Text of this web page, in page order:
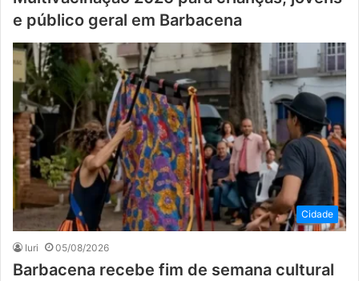
e público geral em Barbacena
Cidade
Iuri 05/08/2026
Barbacena recebe fim de semana cultural